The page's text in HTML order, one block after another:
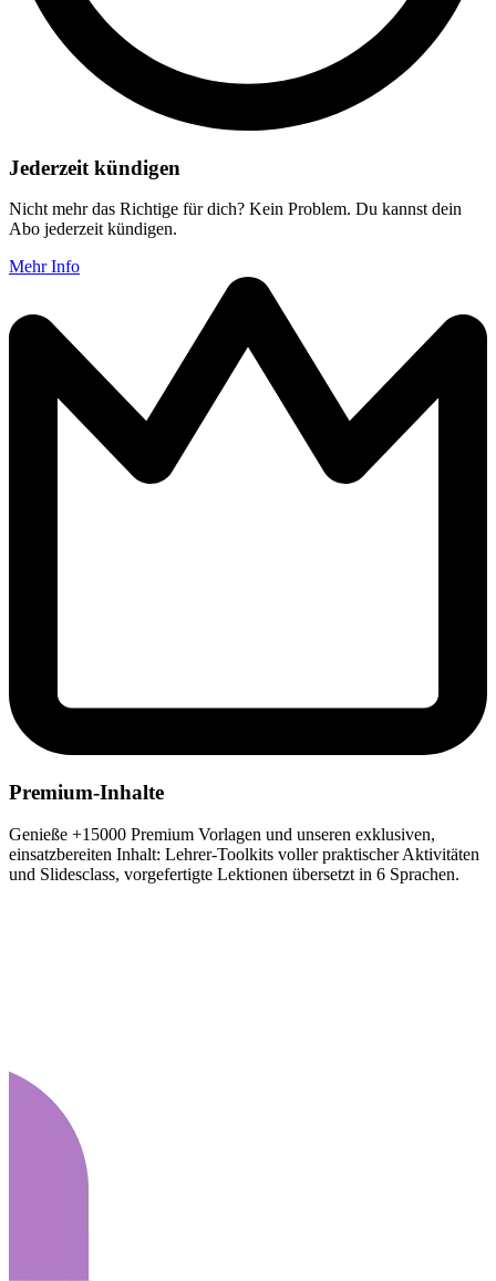
Jederzeit kündigen
Nicht mehr das Richtige für dich? Kein Problem. Du kannst dein
Abo jederzeit kündigen.
Mehr Info
Premium-Inhalte
Genieße +15000 Premium Vorlagen und unseren exklusiven,
einsatzbereiten Inhalt: Lehrer-Toolkits voller praktischer Aktivitäten
und Slidesclass, vorgefertigte Lektionen übersetzt in 6 Sprachen.